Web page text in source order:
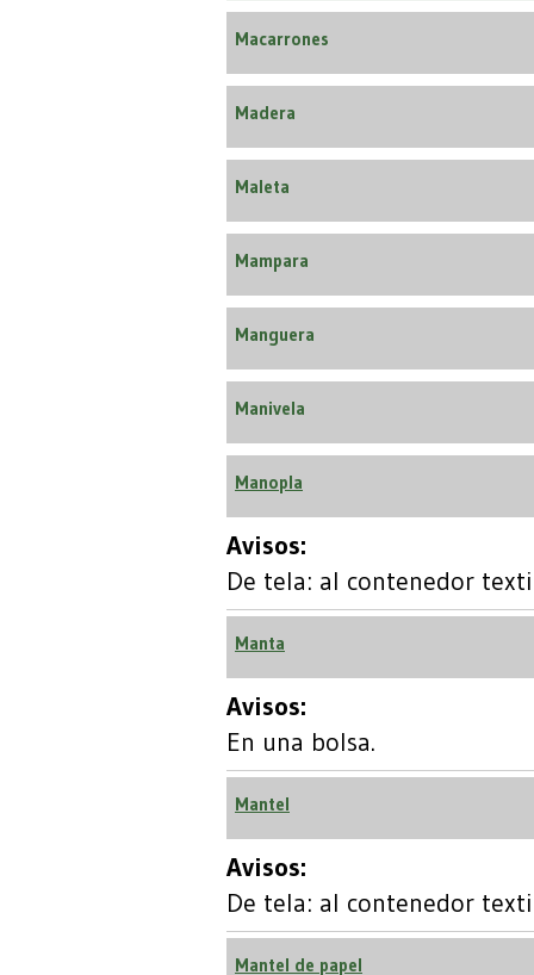
Macarrones
Madera
Maleta
Mampara
Manguera
Manivela
Manopla
Avisos:
De tela: al contenedor
Manta
Avisos:
En una bolsa.
Mantel
Avisos:
De tela: al contenedor
Mantel de papel